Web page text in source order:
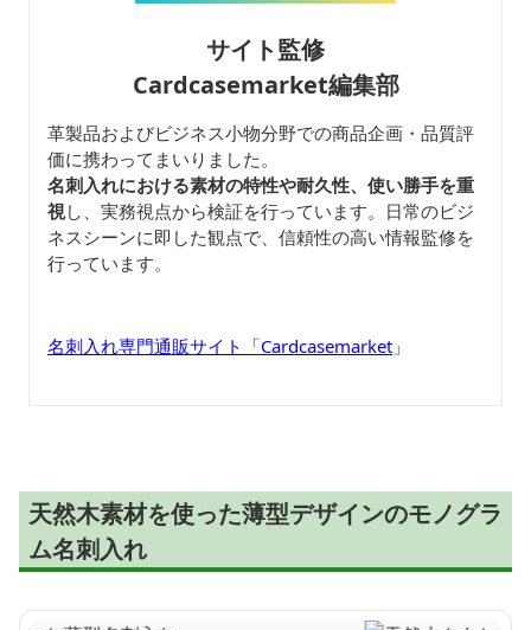
サイト監修
Cardcasemarket編集部
革製品およびビジネス小物分野での商品企画・品質評
価に携わってまいりました。
名刺入れにおける素材の特性や耐久性、使い勝手を重
視し、実務視点から検証を行っています。日常のビジ
ネスシーンに即した観点で、信頼性の高い情報監修を
行っています。
名刺入れ専門通販サイト「Cardcasemarket 」
天然木素材を使った薄型デザインのモノグラ
ム名刺入れ